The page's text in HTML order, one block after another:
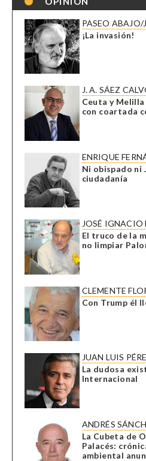
PASEO ABAJO/
¡La invasión!
J. A. SÁEZ
Ceuta y
con coartada
ENRIQUE
Ni obispado ni
ciudadanía
JOSÉ
El truco de la
no limpiar
CLEMENTE
Con Trump él
JUAN LUIS
La dudosa
Internacional
ANDRÉS
La Cubeta de
Palacés:
ambiental